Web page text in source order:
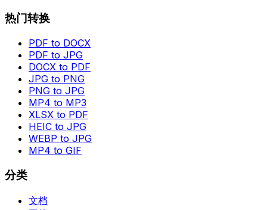
热门转换
PDF to DOCX
PDF to JPG
DOCX to PDF
JPG to PNG
PNG to JPG
MP4 to MP3
XLSX to PDF
HEIC to JPG
WEBP to JPG
MP4 to GIF
分类
文档